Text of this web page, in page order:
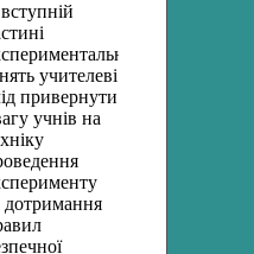
учителеві
привернути
учнів на
дотримання